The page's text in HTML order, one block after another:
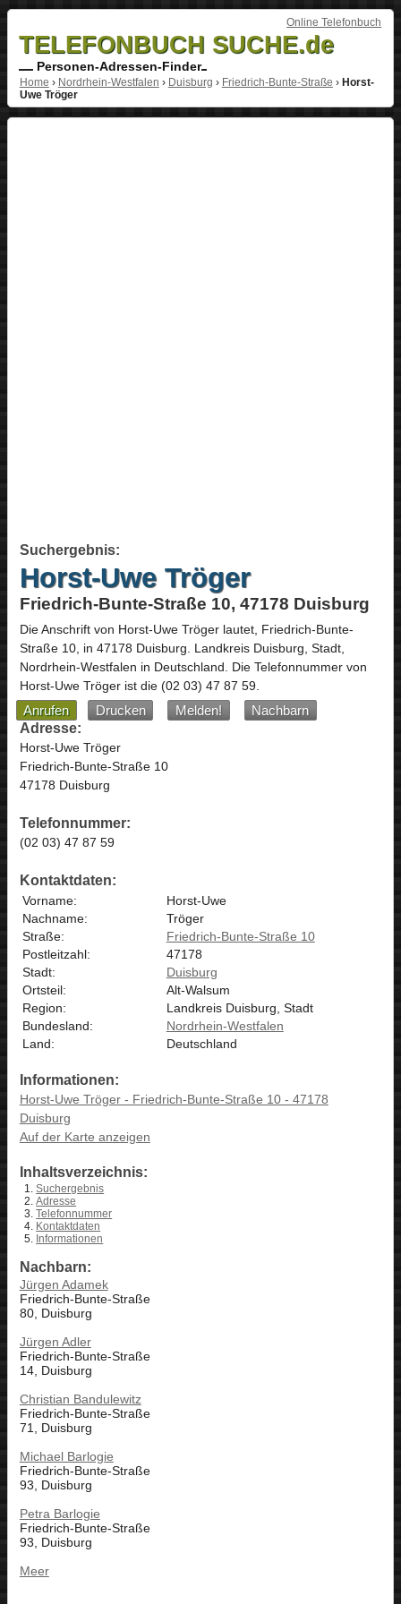
Online Telefonbuch
TELEFONBUCH SUCHE.de
Personen-Adressen-Finder
Home › Nordrhein-Westfalen › Duisburg › Friedrich-Bunte-Straße › Horst-
Uwe Tröger
Suchergebnis:
Horst-Uwe Tröger
Friedrich-Bunte-Straße 10, 47178 Duisburg
Die Anschrift von Horst-Uwe Trögerlautet, Friedrich-Bunte-
Straße 10, in 47178 Duisburg. Landkreis Duisburg, Stadt,
Nordrhein-Westfalen in Deutschland. Die Telefonnummer von
Horst-Uwe Tröger ist die (02 03) 47 87 59.
Anrufen Drucken Melden!
Nachbarn
Adresse:
Horst-Uwe Tröger
Friedrich-Bunte-Straße 10
47178 Duisburg
Telefonnummer:
(02 03) 47 87 59
Kontaktdaten:
Vorname:
Horst-Uwe
Nachname:
Tröger
Straße:
Friedrich-Bunte-Straße 10
Postleitzahl:
47178
Stadt:
Duisburg
Ortsteil:
Alt-Walsum
Region:
Landkreis Duisburg, Stadt
Bundesland:
Nordrhein-Westfalen
Land:
Deutschland
Informationen:
Horst-Uwe Tröger - Friedrich-Bunte-Straße 10 - 47178
Duisburg
Auf der Karte anzeigen
Inhaltsverzeichnis:
Suchergebnis
Adresse
Telefonnummer
Kontaktdaten
Informationen
Nachbarn:
Jürgen Adamek
Friedrich-Bunte-Straße
80, Duisburg
Jürgen Adler
Friedrich-Bunte-Straße
14, Duisburg
Christian Bandulewitz
Friedrich-Bunte-Straße
71, Duisburg
Michael Barlogie
Friedrich-Bunte-Straße
93, Duisburg
Petra Barlogie
Friedrich-Bunte-Straße
93, Duisburg
Meer